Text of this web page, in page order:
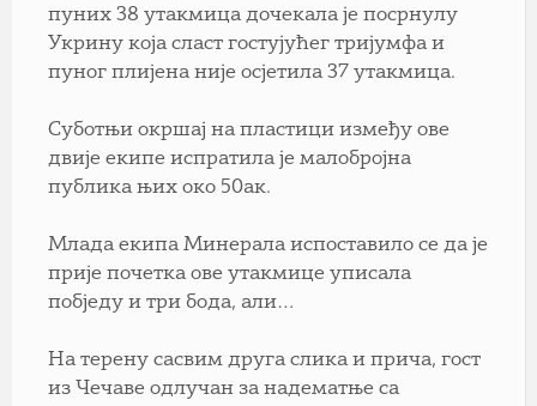
пуних 38 утакмица дочекала је посрнулу
Укрину која сласт гостујућег тријумфа и
пуног плијена није осјетила 37 утакмица.
Суботњи окршај на пластици између ове
двије екипе испратила је малобројна
публика њих око 50ак.
Млада екипа Минерала испоставило се да је
прије почетка ове утакмице уписала
побједу и три бода, али…
На терену сасвим друга слика и прича, гост
из Чечаве одлучан за надематње са